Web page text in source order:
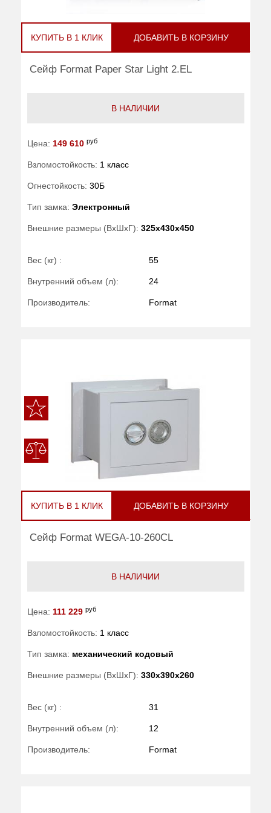
КУПИТЬ В 1 КЛИК ДОБАВИТЬ В КОРЗИНУ
Сейф Format Paper Star Light 2.EL
В НАЛИЧИИ
Цена: 149 610 руб
Взломостойкость: 1 класс
Огнестойкость: 30Б
Тип замка: Электронный
Внешние размеры (ВхШхГ): 325x430x450
Вес (кг) : 55
Внутренний объем (л): 24
Производитель: Format
КУПИТЬ В 1 КЛИК ДОБАВИТЬ В КОРЗИНУ
Сейф Format WEGA-10-260CL
В НАЛИЧИИ
Цена: 111 229 руб
Взломостойкость: 1 класс
Тип замка: механический кодовый
Внешние размеры (ВхШхГ): 330x390x260
Вес (кг) : 31
Внутренний объем (л): 12
Производитель: Format